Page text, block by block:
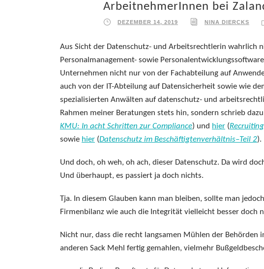
ArbeitnehmerInnen bei
DEZEMBER 14, 2019 NINA DIERCKS
Aus Sicht der Datenschutz- und Arbeitsrechtlerin wahrlich
Personalmanagement- sowie
Unternehmen nicht nur von der Fachabteilung auf
auch von der IT-Abteilung auf Datensicherheit sowie wie
spezialisierten Anwälten auf datenschutz- und
Rahmen meiner Beratungen stets hin, sondern schrieb
KMU: In acht Schritten zur Compliance) und hier (
sowie hier (Datenschutz im Beschäftigtenverhältnis–Teil 2).
Und doch, oh weh, oh ach, dieser Datenschutz. Da wird
Und überhaupt, es passiert ja doch nichts.
Tja. In diesem Glauben kann man bleiben, sollte man
Firmenbilanz wie auch die Integrität vielleicht besser doch
Nicht nur, dass die recht langsamen Mühlen der
anderen Sack Mehl fertig gemahlen, vielmehr